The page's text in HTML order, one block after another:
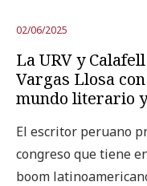
02/06/2025
La URV y
Vargas Llosa
mundo literario
El escritor peruano
congreso que tiene
boom